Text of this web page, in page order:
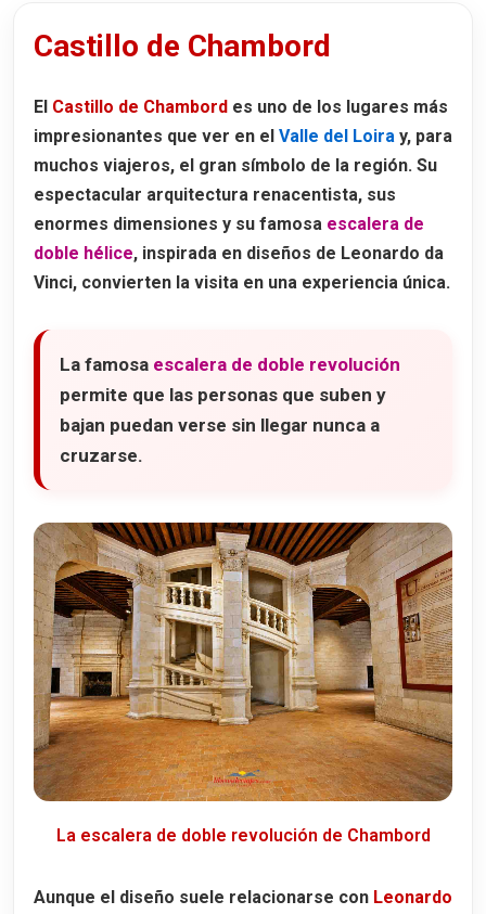
Castillo de Chambord
El Castillo de Chambord es uno de los lugares más
impresionantes que ver en el Valle del Loira y, para
muchos viajeros, el gran símbolo de la región. Su
espectacular arquitectura renacentista, sus
enormes dimensiones y su famosa escalera de
doble hélice, inspirada en diseños de Leonardo da
Vinci, convierten la visita en una experiencia única.
La famosa escalera de doble revolución
permite que las personas que suben y
bajan puedan verse sin llegar nunca a
cruzarse.
La escalera de doble revolución de Chambord
Aunque el diseño suele relacionarse con Leonardo